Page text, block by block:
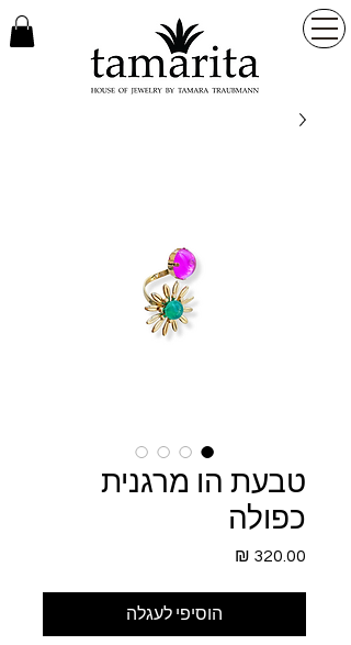
טבעת הו מרגנית
כפולה
הוסיפי לעגלה